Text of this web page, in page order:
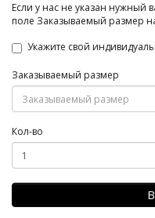
Если у нас не указан
поле Заказываемый размер
Укажите свой
Заказываемый размер
Кол-во